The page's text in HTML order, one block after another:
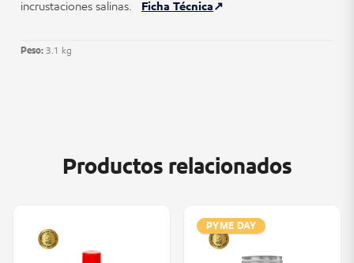
incrustaciones salinas. Ficha Técnica
Peso: 3.1 kg
Productos relacionados
PYME DAY